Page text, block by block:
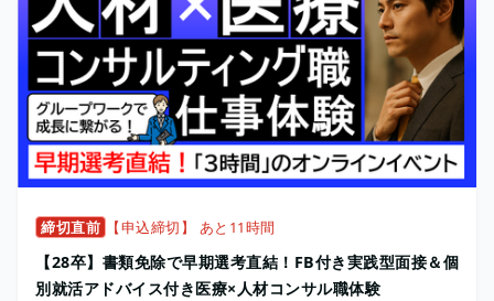
締切直前 【申込締切】 あと11時間
【28卒】書類免除で早期選考直結！FB付き実践型面接＆個
別就活アドバイス付き医療×人材コンサル職体験